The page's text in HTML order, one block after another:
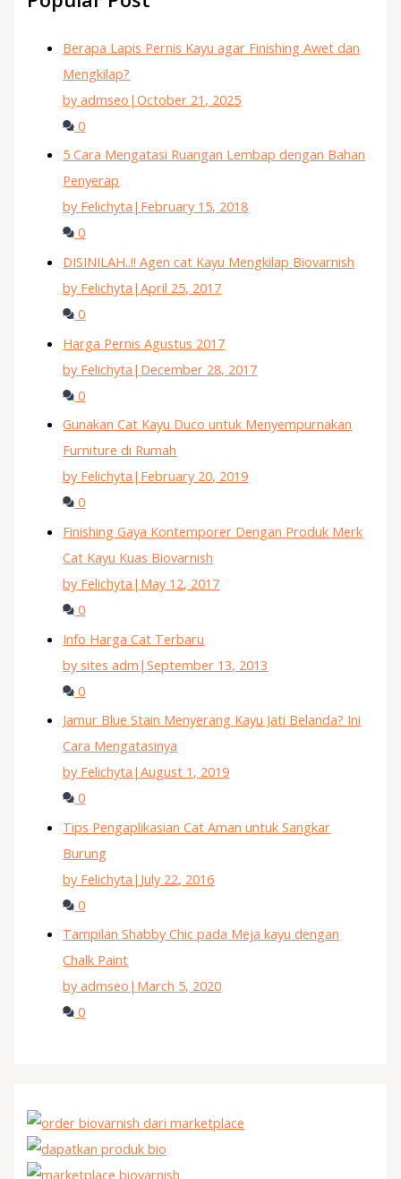
Berapa Lapis Pernis Kayu agar Finishing Awet dan
Mengkilap?
by admseo |October 21, 2025
0
5 Cara Mengatasi Ruangan Lembap dengan Bahan
Penyerap
by Felichyta | February 15, 2018
0
DISINILAH..!! Agen cat Kayu Mengkilap Biovarnish
by Felichyta |April 25, 2017
0
Harga Pernis Agustus 2017
by Felichyta | December 28, 2017
0
Gunakan Cat Kayu Duco untuk Menyempurnakan
Furniture di Rumah
by Felichyta | February 20, 2019
0
Finishing Gaya Kontemporer Dengan Produk Merk
Cat Kayu Kuas Biovarnish
by Felichyta | May 12, 2017
0
Info Harga Cat Terbaru
by sites adm |September 13, 2013
0
Jamur Blue Stain Menyerang Kayu Jati Belanda? Ini
Cara Mengatasinya
by Felichyta |August 1, 2019
0
Tips Pengaplikasian Cat Aman untuk Sangkar
Burung
by Felichyta | July 22, 2016
0
Tampilan Shabby Chic pada Meja kayu dengan
Chalk Paint
by admseo | March 5, 2020
0